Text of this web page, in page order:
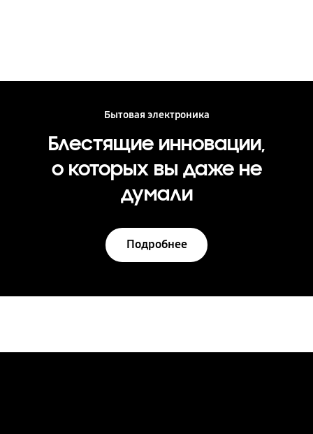
Бытовая электроника
Блестящие инновации,
о которых вы даже не
думали
Подробнее